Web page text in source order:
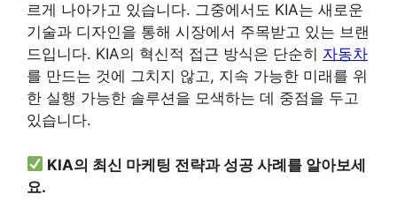
르게 나아가고 있습니다. 그중에서도 KIA는 새로운
기술과 디자인을 통해 시장에서 주목받고 있는 브랜
드입니다. KIA의 혁신적 접근 방식은 단순히 자동차
를 만드는 것에 그치지 않고, 지속 가능한 미래를 위
한 실행 가능한 솔루션을 모색하는 데 중점을 두고
있습니다.
KIA의 최신 마케팅 전략과 성공 사례를 알아보세
요.